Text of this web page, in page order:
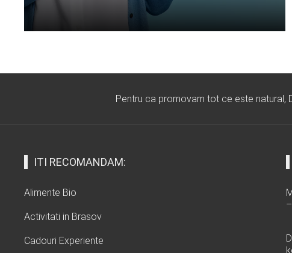
Citeste mai departe...
Pentru ca promovam tot ce este natural,
ITI RECOMANDAM:
Alimente Bio
Activitati in Brasov
Cadouri Experiente